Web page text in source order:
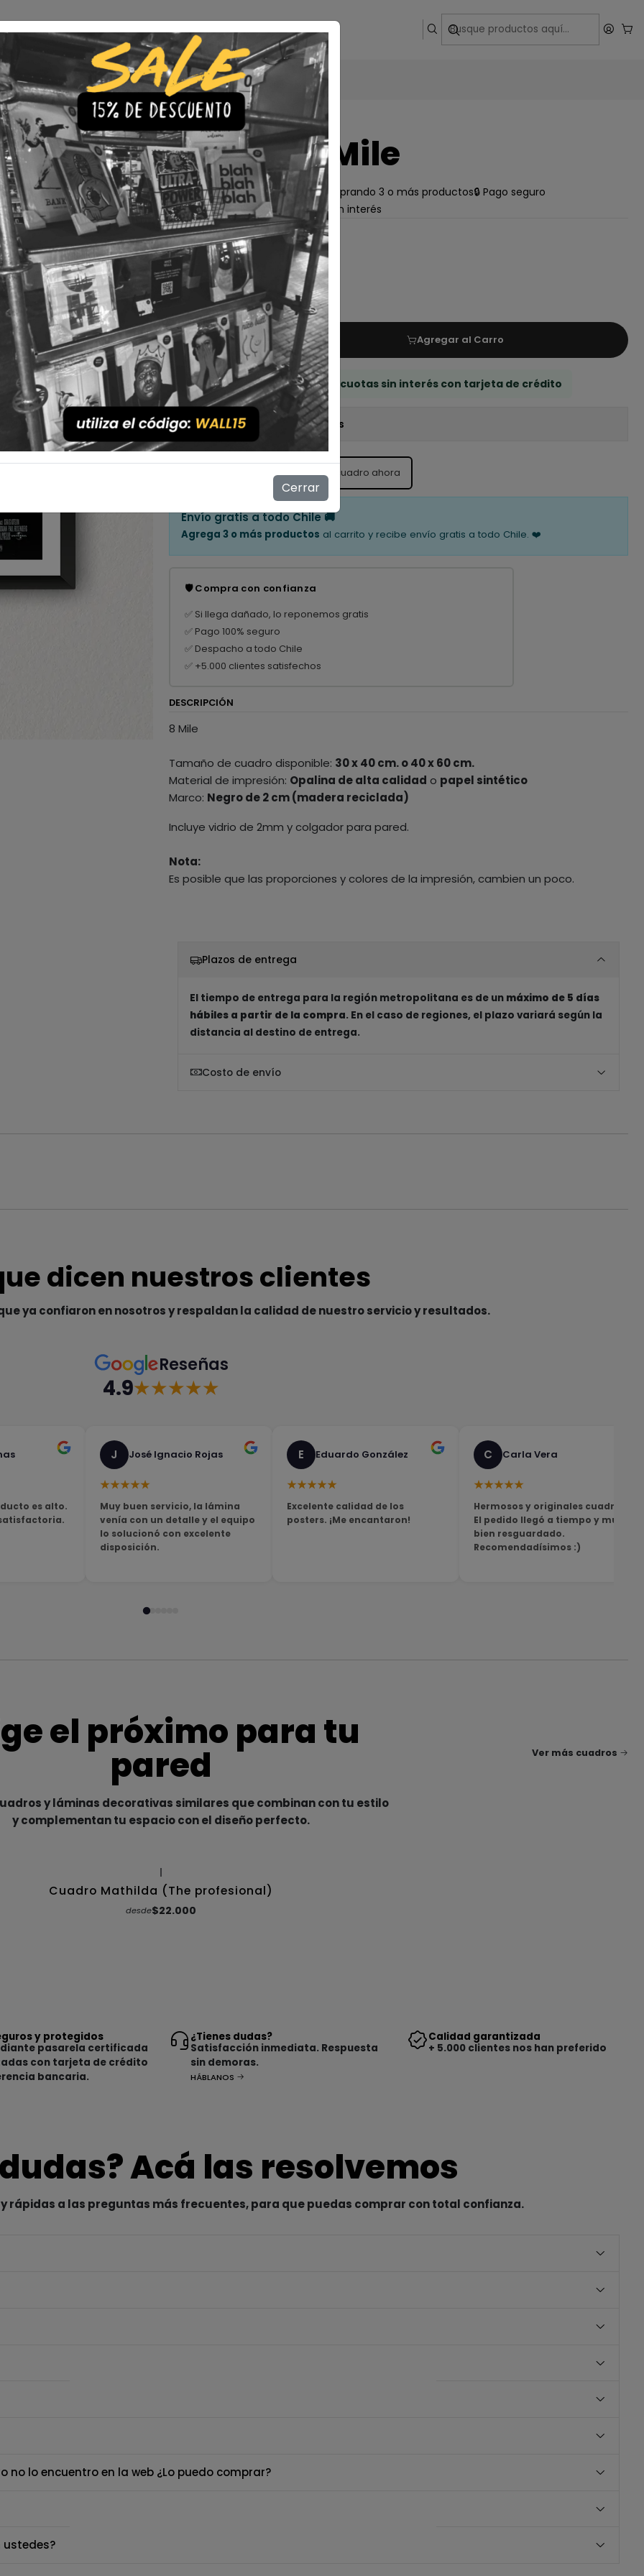
IluminaciónPrecios de cuadros & láminasPlazos de Entrega
|Cuadro 8 Mile
🇨🇱 Envío gratis a todo Chile comprando 3 o más productos🔒 Pago seguro
💎 Calidad Premium💳 3 Cuotas sin interés
TAMAÑO
30x40 40x60
LÁMINA
Con Marco Sin Marco
Cantidad
Agregar al Carro
💳 Compra ahora y paga en 3 cuotas sin interés con tarjeta de crédito
Mostrar stock de ubicaciones
personas están viendo este cuadro ahora
Envío gratis a todo Chile 🚚
Agrega 3 o más productos al carrito y recibe envío gratis a todo Chile. ❤️
🛡️ Compra con confianza
✅ Si llega dañado, lo reponemos gratis
✅ Pago 100% seguro
✅ Despacho a todo Chile
✅ +5.000 clientes satisfechos
DESCRIPCIÓN
8 Mile
Tamaño de cuadro disponible: 30 x 40 cm. o 40 x 60 cm.
Material de impresión: Opalina de alta calidad o papel sintético
Marco: Negro de 2 cm (madera reciclada)
Incluye vidrio de 2mm y colgador para pared.
Nota:
Es posible que las proporciones y colores de la impresión, cambien un poco.
Plazos de entrega
El tiempo de entrega para la región metropolitana es de un máximo de 5 días
hábiles a partir de la compra. En el caso de regiones, el plazo variará según la
distancia al destino de entrega.
Costo de envío
dicen nuestros clientes
ya confiaron en nosotros y respaldan la calidad de nuestro servicio y resultados.
Reseñas
4.9★★★★★
es alto.
J José Ignacio Rojas
★★★★★
Muy buen servicio, la lámina
venía con un detalle y el equipo
lo solucionó con excelente
disposición.
E Eduardo González
★★★★★
Excelente calidad de los
posters. ¡Me encantaron!
C Carla Vera
★★★★★
Hermosos y originales cuadros!
El pedido llegó a tiempo y muy
bien resguardado.
Recomendadísimos :)
el próximo para tu
pared
y láminas decorativas similares que combinan con tu estilo
y complementan tu espacio con el diseño perfecto.
Ver más cuadros
Cuadro Mathilda (The profesional)
desde$22.000
y protegidos
pasarela certificada
con tarjeta de crédito
bancaria.
¿Tienes dudas?
Satisfacción inmediata. Respuesta
sin demoras.
HÁBLANOS
Calidad garantizada
+ 5.000 clientes nos han preferido
Acá las resolvemos
rápidas a las preguntas más frecuentes, para que puedas comprar con total confianza.
lo encuentro en la web ¿Lo puedo comprar?
Cerrar